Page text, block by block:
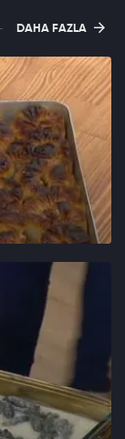
DAHA FAZLA